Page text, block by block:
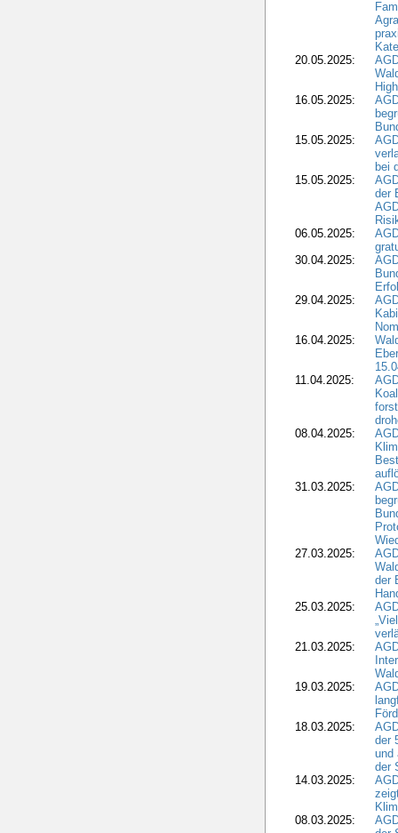
20.05.2025:
16.05.2025:
15.05.2025:
bei
15.05.2025:
der
06.05.2025:
30.04.2025:
29.04.2025:
16.04.2025:
11.04.2025:
08.04.2025:
31.03.2025:
27.03.2025:
der
25.03.2025:
21.03.2025:
19.03.2025:
18.03.2025:
der
und
der
14.03.2025:
08.03.2025: